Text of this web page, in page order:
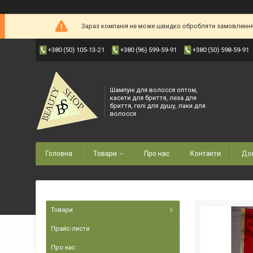
Зараз компанія не може швидко обробляти замовлення
+380 (50) 105-13-21 +380 (96) 599-59-91 +380 (50) 598-59-91
Шампуні для волосся оптом,
касети для бриття, леза для
бриття, гелі для душу, лаки для
волосся
Головна Товари Про нас Контакти
Товари
Прайс-листи
Про нас